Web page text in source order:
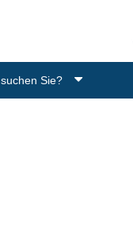
suchen Sie?